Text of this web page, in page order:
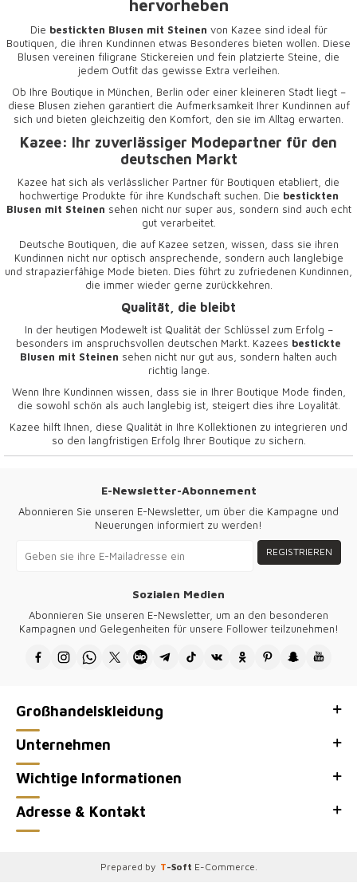
hervorheben
Die bestickten Blusen mit Steinen von Kazee sind ideal für
Boutiquen, die ihren Kundinnen etwas Besonderes bieten wollen. Diese
Blusen vereinen filigrane Stickereien und fein platzierte Steine, die
jedem Outfit das gewisse Extra verleihen.
Ob Ihre Boutique in München, Berlin oder einer kleineren Stadt liegt –
diese Blusen ziehen garantiert die Aufmerksamkeit Ihrer Kundinnen auf
sich und bieten gleichzeitig den Komfort, den sie im Alltag erwarten.
Kazee: Ihr zuverlässiger Modepartner für den
deutschen Markt
Kazee hat sich als verlässlicher Partner für Boutiquen etabliert, die
hochwertige Produkte für ihre Kundschaft suchen. Die bestickten
Blusen mit Steinen sehen nicht nur super aus, sondern sind auch echt
gut verarbeitet.
Deutsche Boutiquen, die auf Kazee setzen, wissen, dass sie ihren
Kundinnen nicht nur optisch ansprechende, sondern auch langlebige
und strapazierfähige Mode bieten. Dies führt zu zufriedenen Kundinnen,
die immer wieder gerne zurückkehren.
Qualität, die bleibt
In der heutigen Modewelt ist Qualität der Schlüssel zum Erfolg –
besonders im anspruchsvollen deutschen Markt. Kazees bestickte
Blusen mit Steinen sehen nicht nur gut aus, sondern halten auch
richtig lange.
Wenn Ihre Kundinnen wissen, dass sie in Ihrer Boutique Mode finden,
die sowohl schön als auch langlebig ist, steigert dies ihre Loyalität.
Kazee hilft Ihnen, diese Qualität in Ihre Kollektionen zu integrieren und
so den langfristigen Erfolg Ihrer Boutique zu sichern.
E-Newsletter-Abonnement
Abonnieren Sie unseren E-Newsletter, um über die Kampagne und
Neuerungen informiert zu werden!
REGISTRIEREN
Sozialen Medien
Abonnieren Sie unseren E-Newsletter, um an den besonderen
Kampagnen und Gelegenheiten für unsere Follower teilzunehmen!
Großhandelskleidung
Unternehmen
Wichtige Informationen
Adresse & Kontakt
Prepared by T-Soft E-Commerce.